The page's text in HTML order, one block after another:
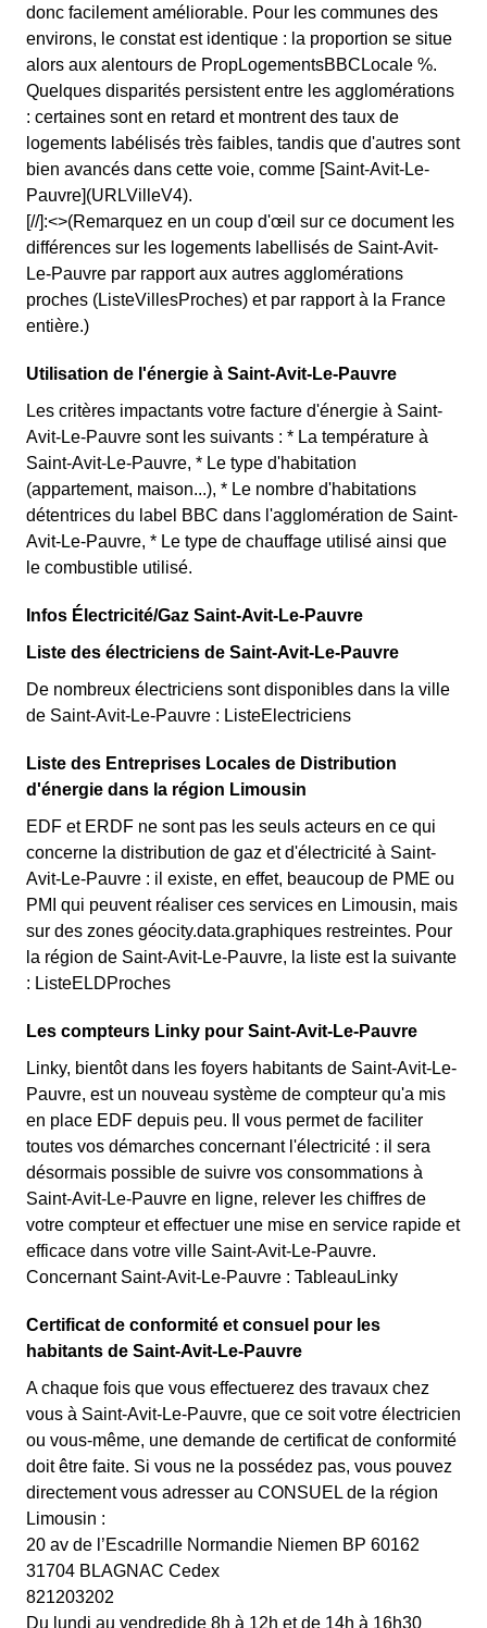
donc facilement améliorable. Pour les communes des
environs, le constat est identique : la proportion se situe
alors aux alentours de PropLogementsBBCLocale %.
Quelques disparités persistent entre les agglomérations
: certaines sont en retard et montrent des taux de
logements labélisés très faibles, tandis que d'autres sont
bien avancés dans cette voie, comme [Saint-Avit-Le-
Pauvre](URLVilleV4).
[//]:<>(Remarquez en un coup d'œil sur ce document les
différences sur les logements labellisés de Saint-Avit-
Le-Pauvre par rapport aux autres agglomérations
proches (ListeVillesProches) et par rapport à la France
entière.)
Utilisation de l'énergie à Saint-Avit-Le-Pauvre
Les critères impactants votre facture d'énergie à Saint-
Avit-Le-Pauvre sont les suivants : * La température à
Saint-Avit-Le-Pauvre, * Le type d'habitation
(appartement, maison...), * Le nombre d'habitations
détentrices du label BBC dans l'agglomération de Saint-
Avit-Le-Pauvre, * Le type de chauffage utilisé ainsi que
le combustible utilisé.
Infos Électricité/Gaz Saint-Avit-Le-Pauvre
Liste des électriciens de Saint-Avit-Le-Pauvre
De nombreux électriciens sont disponibles dans la ville
de Saint-Avit-Le-Pauvre : ListeElectriciens
Liste des Entreprises Locales de Distribution
d'énergie dans la région Limousin
EDF et ERDF ne sont pas les seuls acteurs en ce qui
concerne la distribution de gaz et d'électricité à Saint-
Avit-Le-Pauvre : il existe, en effet, beaucoup de PME ou
PMI qui peuvent réaliser ces services en Limousin, mais
sur des zones géocity.data.graphiques restreintes. Pour
la région de Saint-Avit-Le-Pauvre, la liste est la suivante
: ListeELDProches
Les compteurs Linky pour Saint-Avit-Le-Pauvre
Linky, bientôt dans les foyers habitants de Saint-Avit-Le-
Pauvre, est un nouveau système de compteur qu'a mis
en place EDF depuis peu. Il vous permet de faciliter
toutes vos démarches concernant l'électricité : il sera
désormais possible de suivre vos consommations à
Saint-Avit-Le-Pauvre en ligne, relever les chiffres de
votre compteur et effectuer une mise en service rapide et
efficace dans votre ville Saint-Avit-Le-Pauvre.
Concernant Saint-Avit-Le-Pauvre : TableauLinky
Certificat de conformité et consuel pour les
habitants de Saint-Avit-Le-Pauvre
A chaque fois que vous effectuerez des travaux chez
vous à Saint-Avit-Le-Pauvre, que ce soit votre électricien
ou vous-même, une demande de certificat de conformité
doit être faite. Si vous ne la possédez pas, vous pouvez
directement vous adresser au CONSUEL de la région
Limousin :
20 av de l’Escadrille Normandie Niemen BP 60162
31704 BLAGNAC Cedex
821203202
Du lundi au vendredide 8h à 12h et de 14h à 16h30